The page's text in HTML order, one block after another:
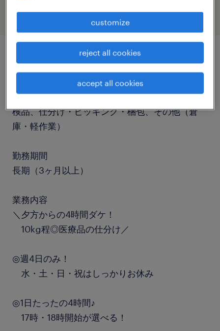
job details
職種
検品、仕分け・ピッキング・梱包、その他（倉
庫・軽作業）
勤務期間
長期（3ヶ月以上）
業務内容
＼夕方からの4時間ダケ！
10kg程◎医療品の仕分け／
◎週4日のみ！
水・土・日・祝はしっかりお休み
◎1日たったの4時間♪
17時・18時開始が選べる！
customize
reject all cookies
accept all cookies